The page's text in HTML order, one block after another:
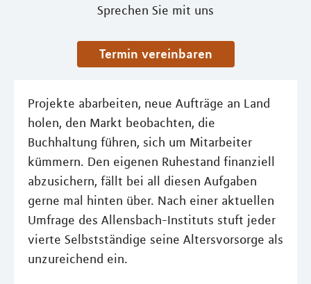
Sprechen Sie mit uns
Termin vereinbaren
Projekte abarbeiten, neue Aufträge an Land
holen, den Markt beobachten, die
Buchhaltung führen, sich um Mitarbeiter
kümmern. Den eigenen Ruhestand finanziell
abzusichern, fällt bei all diesen Aufgaben
gerne mal hinten über. Nach einer aktuellen
Umfrage des Allensbach-Instituts stuft jeder
vierte Selbstständige seine Altersvorsorge als
unzureichend ein.